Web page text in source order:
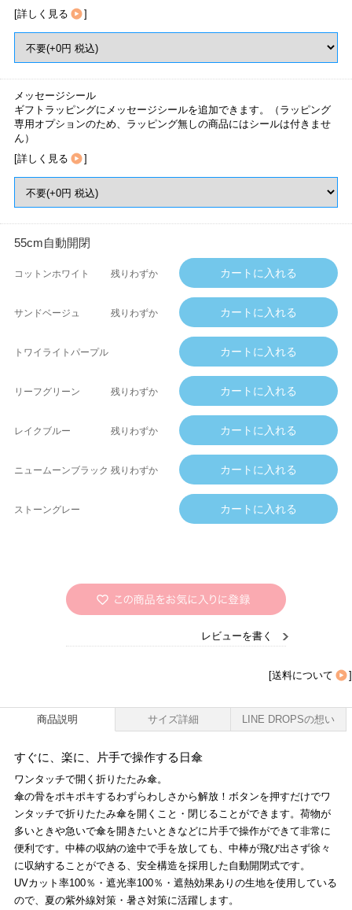
[詳しく見る ]
メッセージシール
ギフトラッピングにメッセージシールを追加できます。（ラッピング
専用オプションのため、ラッピング無しの商品にはシールは付きませ
ん）
[詳しく見る ]
55cm自動開閉
コットンホワイト 残りわずか
サンドベージュ 残りわずか
トワイライトパープル
リーフグリーン 残りわずか
レイクブルー 残りわずか
ニュームーンブラック 残りわずか
ストーングレー
レビューを書く
[送料について ]
商品説明 サイズ詳細 LINE DROPSの想い
すぐに、楽に、片手で操作する日傘
ワンタッチで開く折りたたみ傘。
傘の骨をポキポキするわずらわしさから解放！ボタンを押すだけでワ
ンタッチで折りたたみ傘を開くこと・閉じることができます。荷物が
多いときや急いで傘を開きたいときなどに片手で操作ができて非常に
便利です。中棒の収納の途中で手を放しても、中棒が飛び出さず徐々
に収納することができる、安全構造を採用した自動開閉式です。
UVカット率100％・遮光率100％・遮熱効果ありの生地を使用している
ので、夏の紫外線対策・暑さ対策に活躍します。